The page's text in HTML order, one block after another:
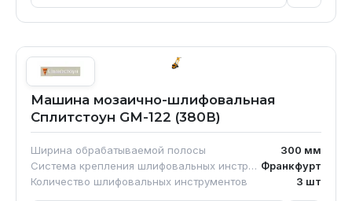
Машина мозаично-шлифовальная
Сплитстоун GM-122 (380В)
Ширина обрабатываемой полосы 300 мм
Система крепления шлифовальных инструментов Франкфурт
Количество шлифовальных инструментов
3 шт